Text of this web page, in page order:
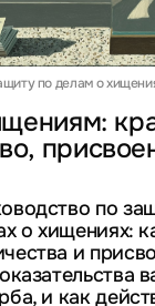
по делам о
по
о хищениях:
и
и как